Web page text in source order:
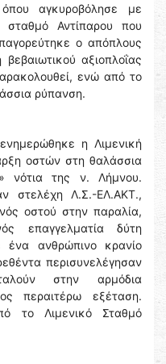
αγκυροβόλησε με
Αντίπαρου που
ο απόπλους
αξιοπλοΐας
ενώ από το
ρύπανση.
η Λιμενική
οστών στη θαλάσσια
νότια της ν. Λήμνου.
στελέχη Λ.Σ.-ΕΛ.ΑΚΤ.,
οστού στην παραλία,
επαγγελματία δύτη
ένα ανθρώπινο κρανίο
περισυνελέγησαν
στην αρμόδια
περαιτέρω εξέταση.
το Λιμενικό Σταθμό